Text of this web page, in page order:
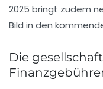
2025 bringt zudem
Bild in den
Die